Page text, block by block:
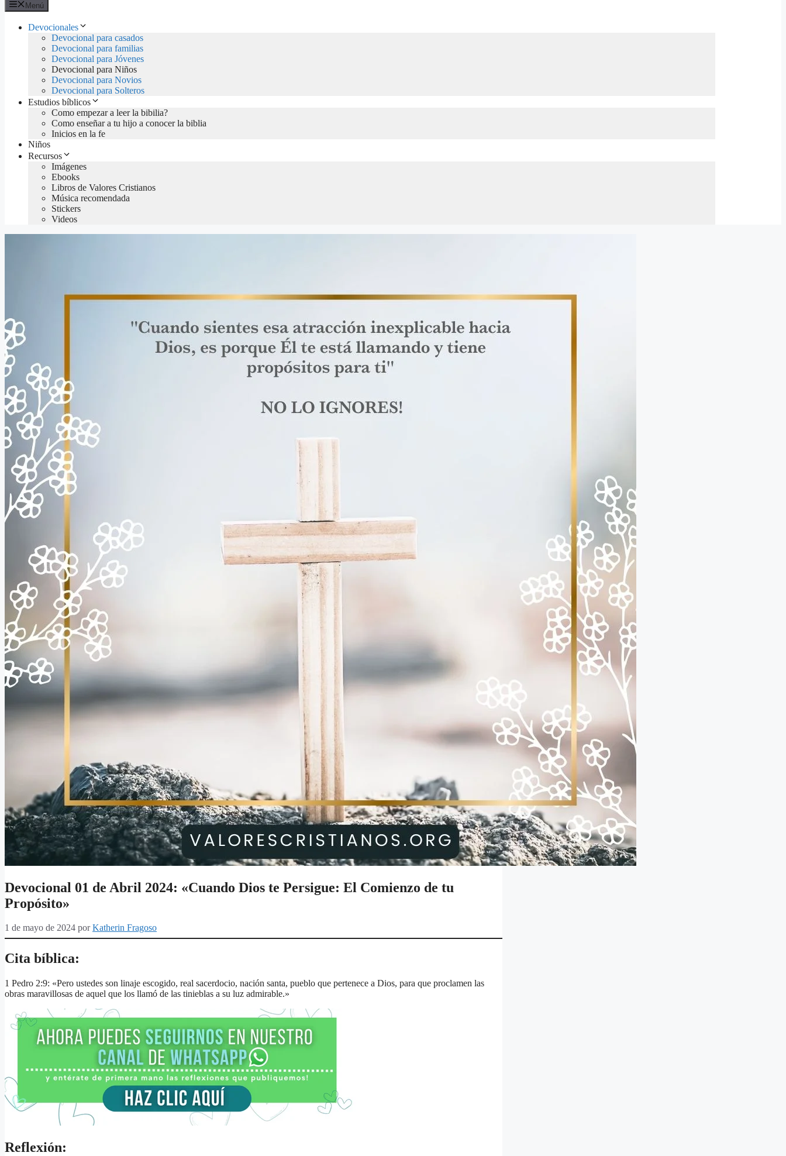
Menú
Devocionales
Devocional para casados
Devocional para familias
Devocional para Jóvenes
Devocional para Niños
Devocional para Novios
Devocional para Solteros
Estudios bíblicos
Como empezar a leer la bibilia?
Como enseñar a tu hijo a conocer la biblia
Inicios en la fe
Niños
Recursos
Imágenes
Ebooks
Libros de Valores Cristianos
Música recomendada
Stickers
Videos
Devocional 01 de Abril 2024: «Cuando Dios te Persigue: El Comienzo de tu
Propósito»
1 de mayo de 2024 porKatherin Fragoso
Cita bíblica:
1 Pedro 2:9: «Pero ustedes son linaje escogido, real sacerdocio, nación santa, pueblo que pertenece a Dios, para que proclamen las
obras maravillosas de aquel que los llamó de las tinieblas a su luz admirable.»
Reflexión: